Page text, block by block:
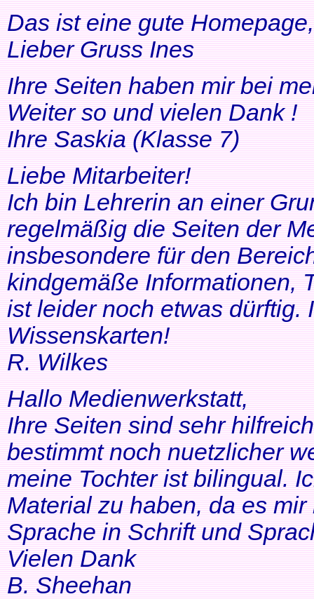
Das ist eine gute
Lieber Gruss Ines
Ihre Seiten haben mir bei
Weiter so und vielen Dank !
Ihre Saskia (Klasse 7)
Liebe Mitarbeiter!
Ich bin Lehrerin an einer
regelmäßig die Seiten der
insbesondere für den
kindgemäße Informationen,
ist leider noch etwas dürftig.
Wissenskarten!
R. Wilkes
Hallo Medienwerkstatt,
Ihre Seiten sind sehr
bestimmt noch nuetzlicher
meine Tochter ist bilingual.
Material zu haben, da es
Sprache in Schrift und
Vielen Dank
B. Sheehan